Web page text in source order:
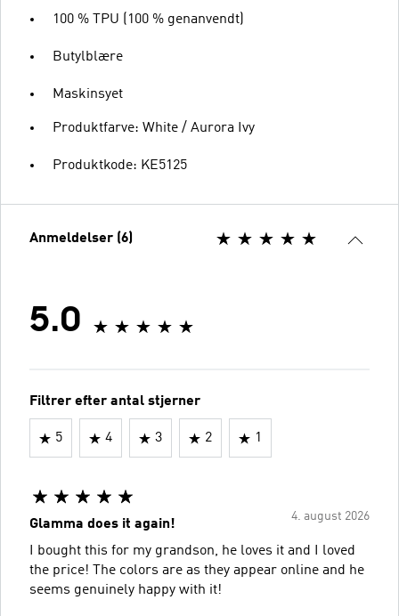
100 % TPU (100 % genanvendt)
Butylblære
Maskinsyet
Produktfarve: White / Aurora Ivy
Produktkode: KE5125
Anmeldelser (6)
5.0
Filtrer efter antal stjerner
5 4 3 2 1
4. august 2026
Glamma does it again!
I bought this for my grandson, he loves it and I loved
the price! The colors are as they appear online and he
seems genuinely happy with it!